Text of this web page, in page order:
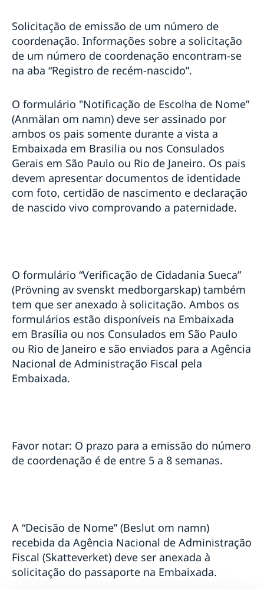
Solicitação de emissão de um número de
coordenação. Informações sobre a solicitação
de um número de coordenação encontram-se
na aba “Registro de recém-nascido”.
O formulário "Notificação de Escolha de Nome”
(Anmälan om namn) deve ser assinado por
ambos os pais somente durante a vista a
Embaixada em Brasilia ou nos Consulados
Gerais em São Paulo ou Rio de Janeiro. Os pais
devem apresentar documentos de identidade
com foto, certidão de nascimento e declaração
de nascido vivo comprovando a paternidade.
O formulário “Verificação de Cidadania Sueca”
(Prövning av svenskt medborgarskap) também
tem que ser anexado à solicitação. Ambos os
formulários estão disponíveis na Embaixada
em Brasília ou nos Consulados em São Paulo
ou Rio de Janeiro e são enviados para a Agência
Nacional de Administração Fiscal pela
Embaixada.
Favor notar: O prazo para a emissão do número
de coordenação é de entre 5 a 8 semanas.
A “Decisão de Nome” (Beslut om namn)
recebida da Agência Nacional de Administração
Fiscal (Skatteverket) deve ser anexada à
solicitação do passaporte na Embaixada.